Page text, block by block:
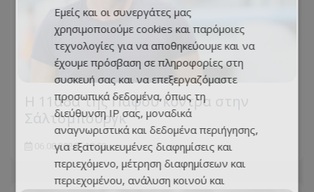
Η 11άδα της Πάφου κόντρα στην
Σάλτσμπουργκ
06.08.2026 - 18:53
Εμείς και οι συνεργάτες μας
χρησιμοποιούμε cookies και παρόμοιες
τεχνολογίες για να αποθηκεύουμε και να
έχουμε πρόσβαση σε πληροφορίες στη
συσκευή σας και να επεξεργαζόμαστε
προσωπικά δεδομένα, όπως τη
διεύθυνση IP σας, μοναδικά
αναγνωριστικά και δεδομένα περιήγησης,
για εξατομικευμένες διαφημίσεις και
περιεχόμενο, μέτρηση διαφημίσεων και
περιεχομένου, ανάλυση κοινού και